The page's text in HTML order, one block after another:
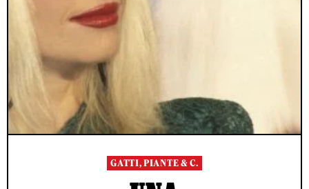
GATTI, PIANTE & C.